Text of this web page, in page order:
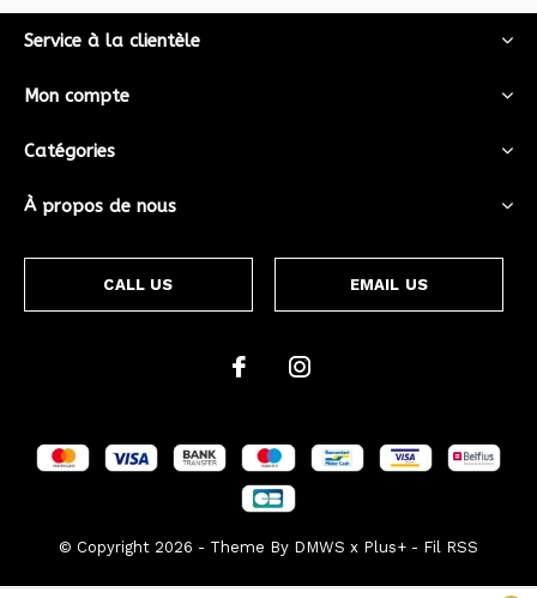
Service à la clientèle
Mon compte
Catégories
À propos de nous
CALL US EMAIL US
© Copyright 2026 - Theme By DMWS x Plus+ - Fil RSS